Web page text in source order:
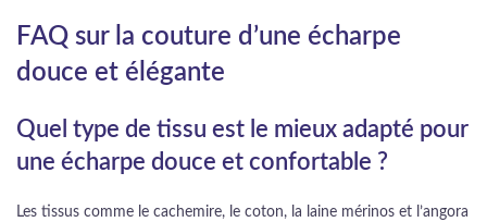
FAQ sur la couture d’une écharpe
douce et élégante
Quel type de tissu est le mieux adapté pour
une écharpe douce et confortable ?
Les tissus comme le cachemire, le coton, la laine mérinos et l’angora